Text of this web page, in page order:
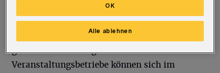
wenn er höchstens sechs Stunden alt ist.
Achtung: Für städtische Freizeiteinrichtungen
gilt aber die 2G-Regel. Gastronomie- und
Veranstaltungsbetriebe können sich im
Alle ablehnen
OK